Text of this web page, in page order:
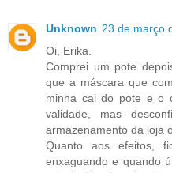
Unknown 23 de março
Oi, Erika.
Comprei um pote
que a máscara que
minha cai do pote e o
validade, mas
armazenamento da loja
Quanto aos efeitos,
enxaguando e quando